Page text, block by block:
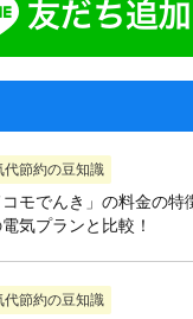
代節約の豆知識
コモでんき」の料金の
気プランと比較！
代節約の豆知識